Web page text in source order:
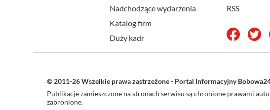
Nadchodzące wydarzenia
Katalog firm
Duży kadr
RSS
© 2011-26 Wszelkie prawa zastrzeżone - Portal Informacyjny
Publikacje zamieszczone na stronach serwisu są chronione prawami
zabronione.